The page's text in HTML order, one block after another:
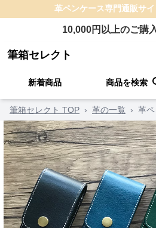
革ペンケース専門通販サイ
10,000円以上のご購
筆箱セレクト
新着商品 商品を検索
筆箱セレクト TOP › 革の一覧 › 革